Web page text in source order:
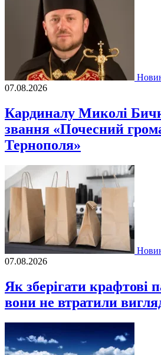
07.08.2026
Кардиналу Миколі
звання «Почесний
Тернополя»
07.08.2026
Як зберігати крафтові
вони не втратили